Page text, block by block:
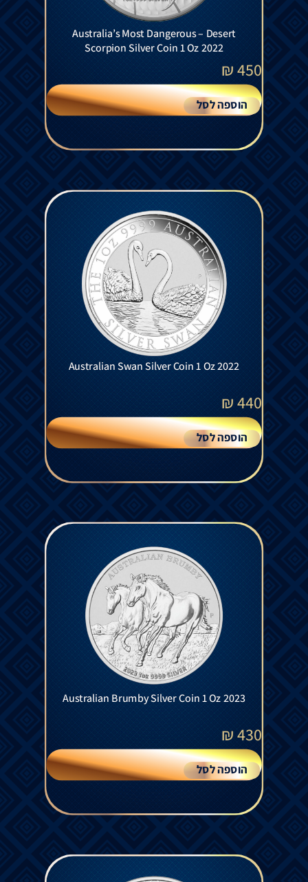
Australia’s Most Dangerous – Desert
Scorpion Silver Coin 1 Oz 2022
450
₪
הוספה לסל
Australian Swan Silver Coin 1 Oz 2022
440
₪
הוספה לסל
Australian Brumby Silver Coin 1 Oz 2023
430
₪
הוספה לסל